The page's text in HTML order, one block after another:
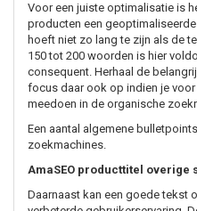
Voor een juiste optimalisatie is
producten een
hoeft niet zo lang te zijn als de
150 tot 200 woorden is hier
consequent. Herhaal de
focus daar ook op indien je
meedoen in de organische
Een aantal algemene
zoekmachines.
AmaSEO producttitel overige
Daarnaast kan een goede tekst